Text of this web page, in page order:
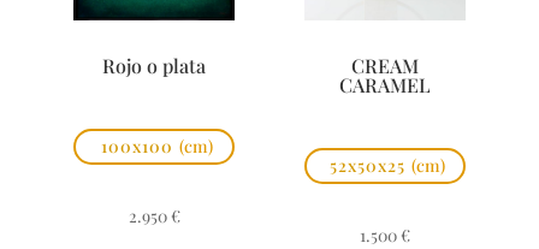
Rojo o plata
100x100 (cm)
2.950 €
CREAM
CARAMEL
52x50x25 (cm)
1.500 €